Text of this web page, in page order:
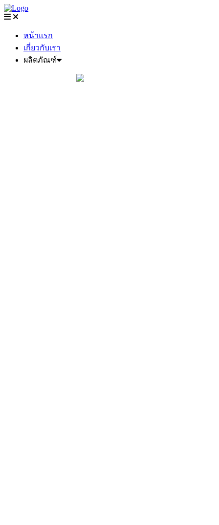
Skip
to
หน้าแรก
เกี่ยวกับเรา
ผลิตภัณฑ์